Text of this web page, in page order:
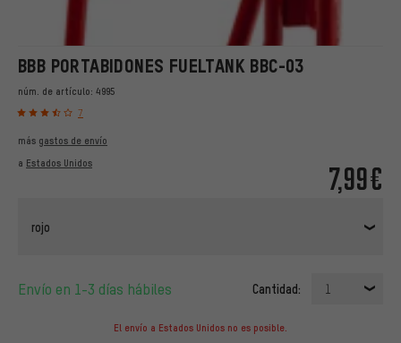
BBB PORTABIDONES FUELTANK BBC-03
núm. de artículo: 4995
7
7,99€
más gastos de envío
a Estados Unidos
rojo
Envío en 1-3 días hábiles Cantidad: 1
El envío a Estados Unidos no es posible.